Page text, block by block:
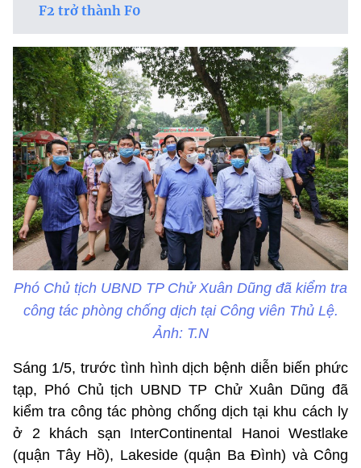
F2 trở thành F0
Phó Chủ tịch UBND TP Chử Xuân Dũng đã kiểm tra
công tác phòng chống dịch tại Công viên Thủ Lệ.
Ảnh: T.N
Sáng 1/5, trước tình hình dịch bệnh diễn biến phức
tạp, Phó Chủ tịch UBND TP Chử Xuân Dũng đã
kiểm tra công tác phòng chống dịch tại khu cách ly
ở 2 khách sạn InterContinental Hanoi Westlake
(quận Tây Hồ), Lakeside (quận Ba Đình) và Công